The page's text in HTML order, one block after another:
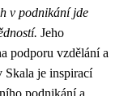
v podnikání jde
Jeho
podporu vzdělání a
Skala je inspirací
podnikání a